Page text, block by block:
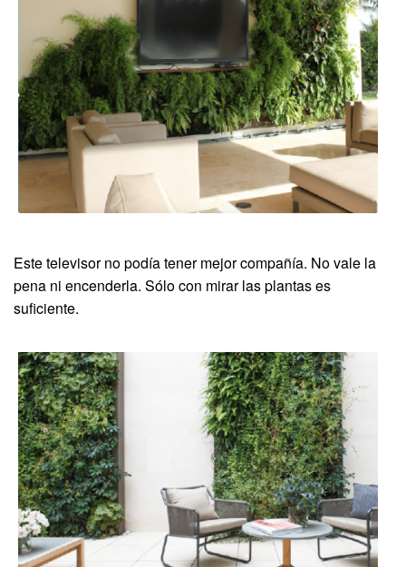
Este televisor no podía tener mejor compañía. No vale la
pena ni encenderla. Sólo con mirar las plantas es
suficiente.